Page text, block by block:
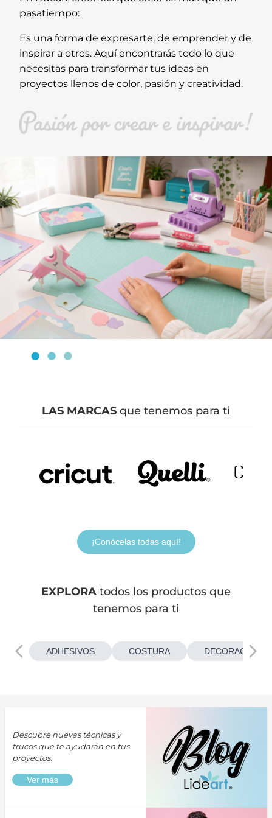
pasatiempo:
Es una forma de expresarte, de emprender y de
inspirar a otros. Aquí encontrarás todo lo que
necesitas para transformar tus ideas en
proyectos llenos de color, pasión y creatividad.
LAS MARCAS que tenemos para ti
¡Conócelas todas aquí!
EXPLORA todos los productos que
tenemos para ti
ADHESIVOS COSTURA
Descubre nuevas técnicas y
trucos que te ayudarán en tus
proyectos.
Ver más